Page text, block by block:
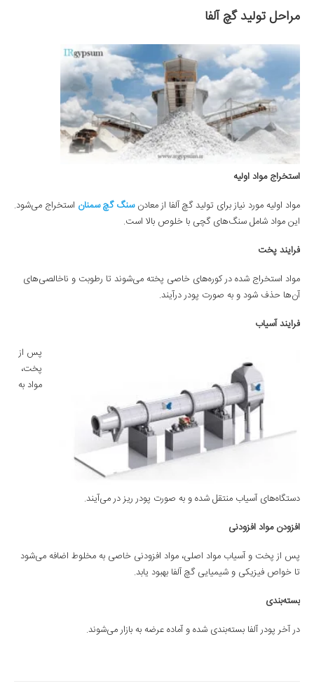
مراحل تولید گچ آلفا
استخراج مواد اولیه
مواد اولیه مورد نیاز برای تولید گچ آلفا از معادنسنگ گچ سمنان استخراج می‌شود.
این مواد شامل سنگ‌های گچی با خلوص بالا است.
فرایند پخت
مواد استخراج شده در کوره‌های خاصی پخته می‌شوند تا رطوبت و ناخالصی‌های
آن‌ها حذف شود و به صورت پودر درآیند.
فرایند آسیاب
پس از
پخت،
مواد به
دستگاه‌های آسیاب منتقل شده و به صورت پودر ریز در می‌آیند.
افزودن مواد افزودنی
پس از پخت و آسیاب مواد اصلی، مواد افزودنی خاصی به مخلوط اضافه می‌شود
تا خواص فیزیکی و شیمیایی گچ آلفا بهبود یابد.
بسته‌بندی
در آخر پودر آلفا بسته‌بندی شده و آماده عرضه به بازار می‌شوند.